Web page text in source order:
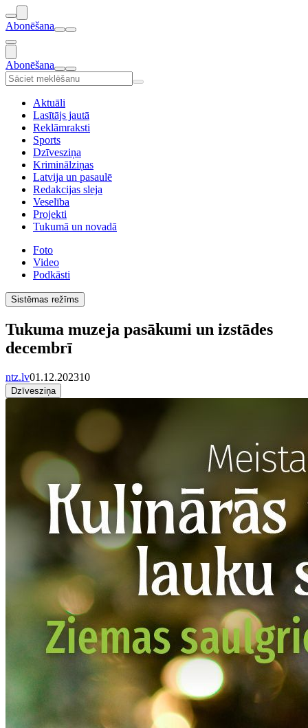
Abonēšana
Abonēšana
Aktuāli
Lasītājs jautā
Reklāmraksti
Sports
Dzīvesziņa
Kriminālziņas
Latvija un pasaulē
Redakcijas sleja
Veselība
Projekti
Tukumā un novadā
Foto
Video
Podkāsti
Sistēmas režīms
Tukuma muzeja pasākumi un izstādes
decembrī
ntz.lv01.12.202310
Dzīvesziņa